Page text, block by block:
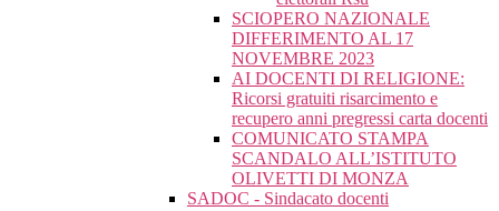
SCIOPERO NAZIONALE
DIFFERIMENTO AL 17
NOVEMBRE 2023
AI DOCENTI DI RELIGIONE:
Ricorsi gratuiti risarcimento e
recupero anni pregressi carta docenti
COMUNICATO STAMPA
SCANDALO ALL’ISTITUTO
OLIVETTI DI MONZA
SADOC - Sindacato docenti